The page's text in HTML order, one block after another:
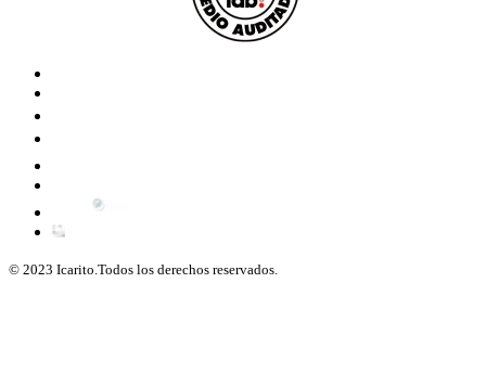
© 2023 Icarito.Todos los derechos reservados.